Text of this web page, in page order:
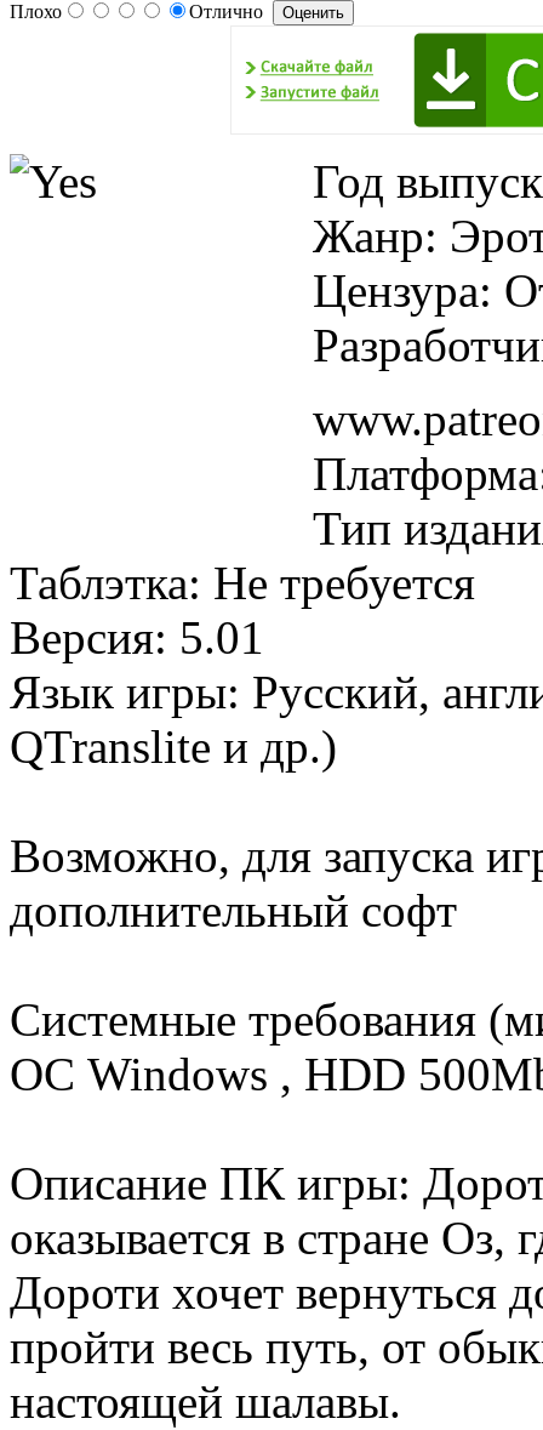
Плохо Отлично
Год
Жанр:
Цензура:
Тип
Таблэтка: Не требуется
Версия: 5.01
Язык игры: Русский,
QTranslite и др.)
Возможно, для запуска
дополнительный софт
Системные требования
ОС Windows , HDD
Описание ПК игры:
оказывается в стране Оз,
Дороти хочет вернуться
пройти весь путь, от
настоящей шалавы.